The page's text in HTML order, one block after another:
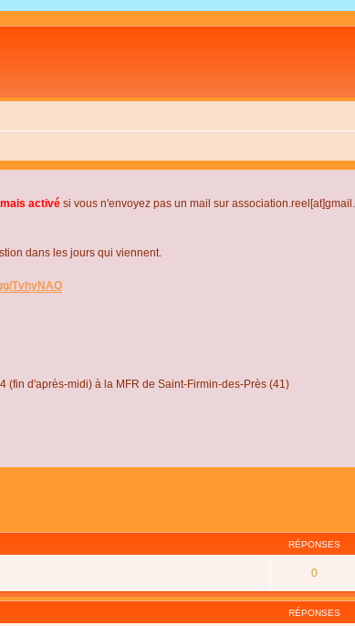
activé si vous n'envoyez pas un mail sur
dans les jours qui viennent.
TvhyNAQ
d'après-midi) à la MFR de Saint-Firmin-des-Près (41)
RÉPONSES
0
RÉPONSES